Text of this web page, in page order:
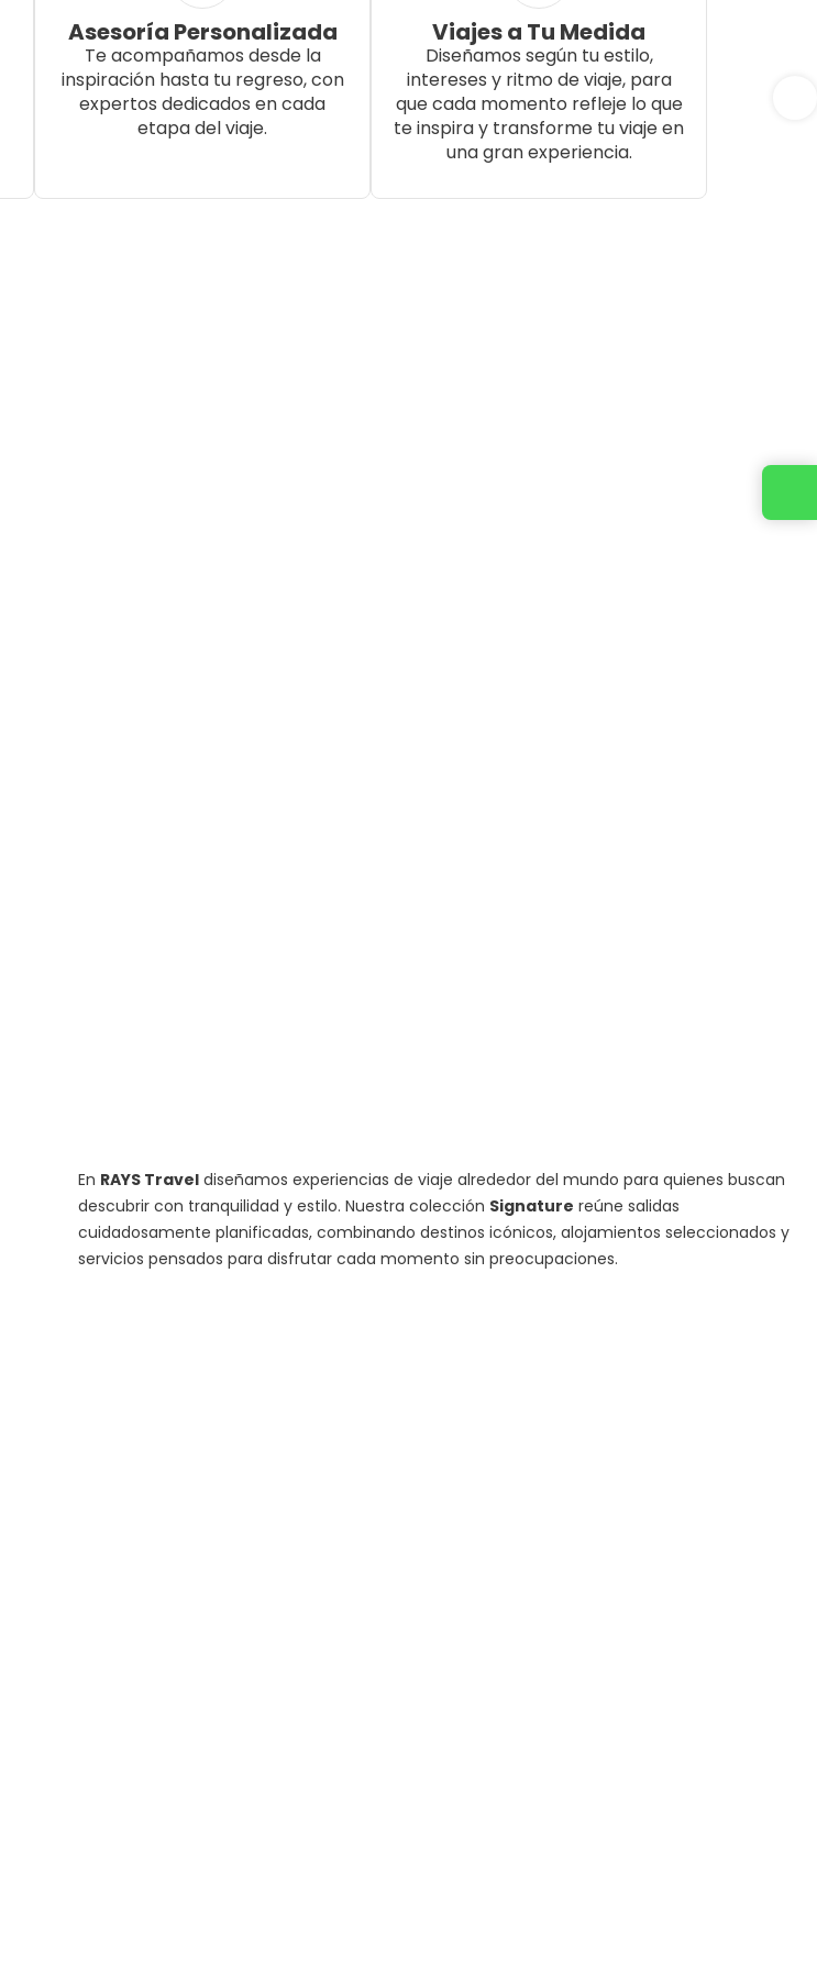
Asesoría Personalizada
Te acompañamos desde la
inspiración hasta tu regreso, con
expertos dedicados en cada
etapa del viaje.
Viajes a Tu Medida
Diseñamos según tu estilo,
intereses y ritmo de viaje, para
que cada momento refleje lo que
te inspira y transforme tu viaje en
una gran experiencia.
En RAYS Travel diseñamos experiencias de viaje alrededor del mundo para quienes buscan
descubrir con tranquilidad y estilo. Nuestra colección Signature reúne salidas
cuidadosamente planificadas, combinando destinos icónicos, alojamientos seleccionados y
servicios pensados para disfrutar cada momento sin preocupaciones.